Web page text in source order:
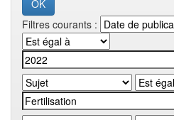
Filtres courants :